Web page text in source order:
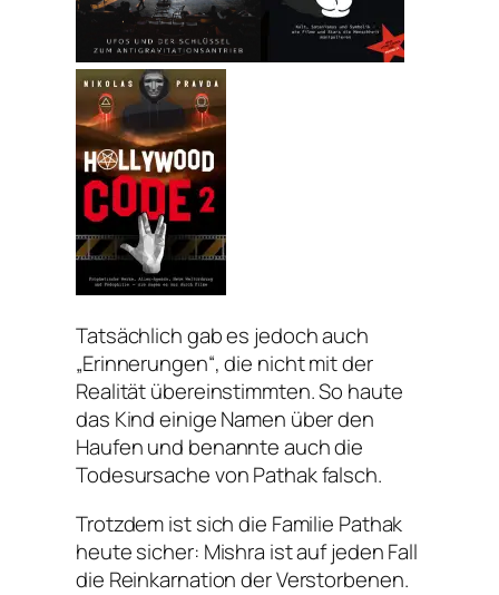
Tatsächlich gab es jedoch auch
„Erinnerungen“, die nicht mit der
Realität übereinstimmten. So haute
das Kind einige Namen über den
Haufen und benannte auch die
Todesursache von Pathak falsch.
Trotzdem ist sich die Familie Pathak
heute sicher: Mishra ist auf jeden Fall
die Reinkarnation der Verstorbenen.